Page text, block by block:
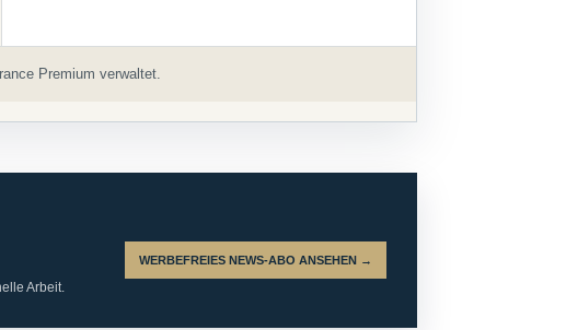
Premium verwaltet.
Arbeit.
WERBEFREIES NEWS-ABO ANSEHEN →